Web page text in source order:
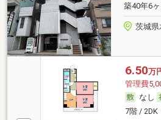
築40年6
茨城県
6.50万
管理費
なし
7階 / 2DK